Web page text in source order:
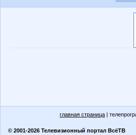
главная страница |
© 2001-2026 Телевизионный портал ВсёТВ